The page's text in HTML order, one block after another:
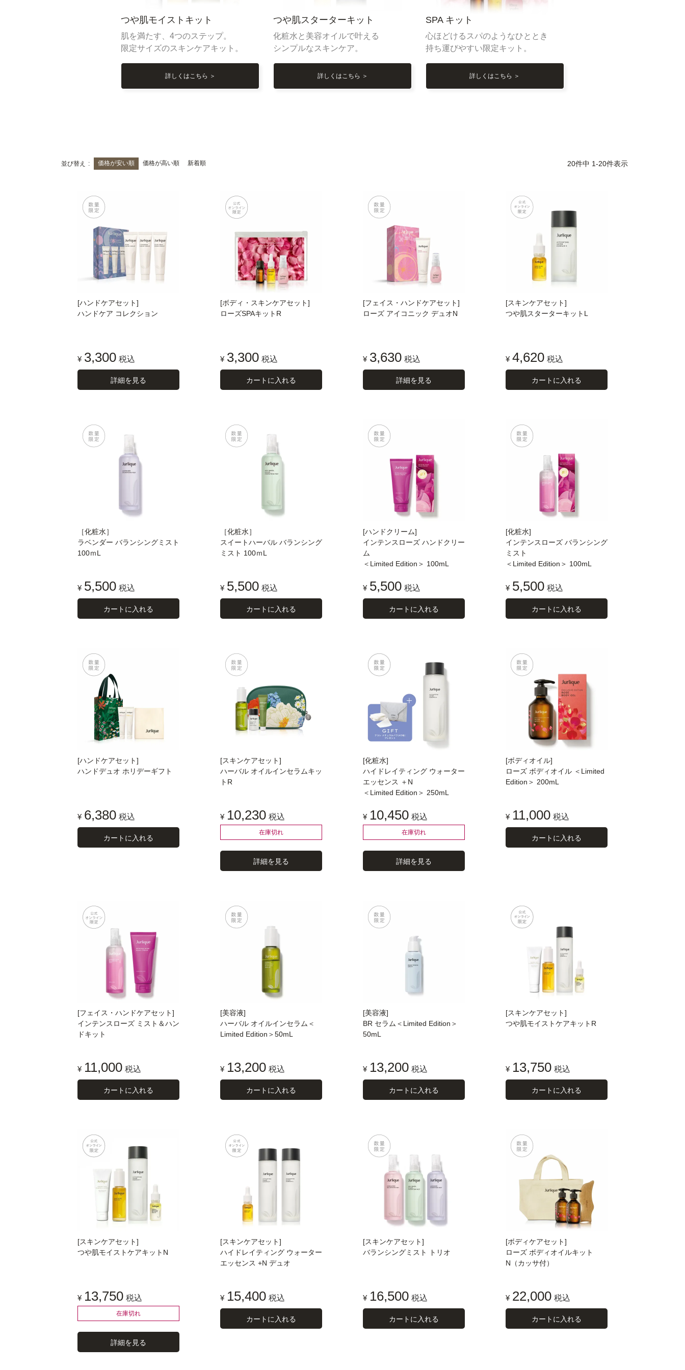
つや肌モイストキット
肌を満たす、4つのステップ。
限定サイズのスキンケアキット。
詳しくはこちら ＞
つや肌スターターキット
化粧水と美容オイルで叶える
シンプルなスキンケア。
詳しくはこちら ＞
SPA キット
心ほどけるスパのようなひととき
持ち運びやすい限定キット。
詳しくはこちら ＞
並び替え 価格が安い順 価格が高い順 新着順 20件中 1-20件表示
[ハンドケアセット]
ハンドケア コレクション
¥ 3,300 税込
詳細を見る
[ボディ・スキンケアセット]
ローズSPAキットR
¥ 3,300 税込
カートに入れる
[フェイス・ハンドケアセット]
ローズ アイコニック デュオN
¥ 3,630 税込
詳細を見る
[スキンケアセット]
つや肌スターターキットL
¥ 4,620 税込
カートに入れる
［化粧水］
ラベンダー バランシングミスト
100ｍL
¥ 5,500 税込
カートに入れる
［化粧水］
スイートハーバル バランシング
ミスト 100ｍL
¥ 5,500 税込
カートに入れる
[ハンドクリーム]
インテンスローズ ハンドクリー
ム
＜Limited Edition＞ 100mL
¥ 5,500 税込
カートに入れる
[化粧水]
インテンスローズ バランシング
ミスト
＜Limited Edition＞ 100mL
¥ 5,500 税込
カートに入れる
[ハンドケアセット]
ハンドデュオ ホリデーギフト
¥ 6,380 税込
カートに入れる
[スキンケアセット]
ハーバル オイルインセラムキッ
トR
¥ 10,230 税込
在庫切れ
詳細を見る
[化粧水]
ハイドレイティング ウォーター
エッセンス ＋N
＜Limited Edition＞ 250mL
¥ 10,450 税込
在庫切れ
詳細を見る
[ボディオイル]
ローズ ボディオイル ＜Limited
Edition＞ 200mL
¥ 11,000 税込
カートに入れる
[フェイス・ハンドケアセット]
インテンスローズ ミスト＆ハン
ドキット
¥ 11,000 税込
カートに入れる
[美容液]
ハーバル オイルインセラム＜
Limited Edition＞50mL
¥ 13,200 税込
カートに入れる
[美容液]
BR セラム＜Limited Edition＞
50mL
¥ 13,200 税込
カートに入れる
[スキンケアセット]
つや肌モイストケアキットR
¥ 13,750 税込
カートに入れる
[スキンケアセット]
つや肌モイストケアキットN
¥ 13,750 税込
在庫切れ
詳細を見る
[スキンケアセット]
ハイドレイティング ウォーター
エッセンス +N デュオ
¥ 15,400 税込
カートに入れる
[スキンケアセット]
バランシングミスト トリオ
¥ 16,500 税込
カートに入れる
[ボディケアセット]
ローズ ボディオイルキット
N（カッサ付）
¥ 22,000 税込
カートに入れる